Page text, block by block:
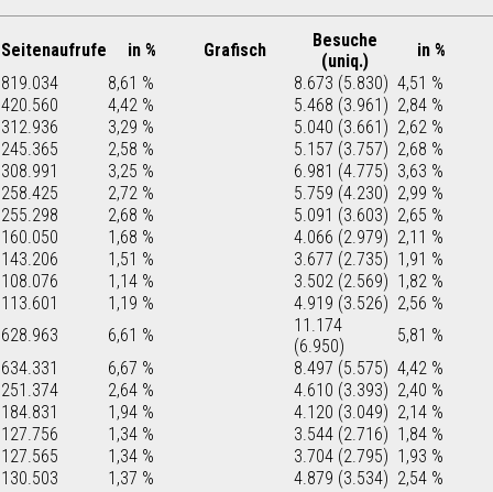
Seitenaufrufe in % Grafisch
Besuche
(uniq.)
in %
819.034 8,61 % 8.673 (5.830) 4,51 %
420.560 4,42 % 5.468 (3.961) 2,84 %
312.936 3,29 % 5.040 (3.661) 2,62 %
245.365 2,58 % 5.157 (3.757) 2,68 %
308.991 3,25 % 6.981 (4.775) 3,63 %
258.425 2,72 % 5.759 (4.230) 2,99 %
255.298 2,68 % 5.091 (3.603) 2,65 %
160.050 1,68 % 4.066 (2.979) 2,11 %
143.206 1,51 % 3.677 (2.735) 1,91 %
108.076 1,14 % 3.502 (2.569) 1,82 %
113.601 1,19 % 4.919 (3.526) 2,56 %
628.963 6,61 %
11.174
(6.950)
5,81 %
634.331 6,67 % 8.497 (5.575) 4,42 %
251.374 2,64 % 4.610 (3.393) 2,40 %
184.831 1,94 % 4.120 (3.049) 2,14 %
127.756 1,34 % 3.544 (2.716) 1,84 %
127.565 1,34 % 3.704 (2.795) 1,93 %
130.503 1,37 % 4.879 (3.534) 2,54 %